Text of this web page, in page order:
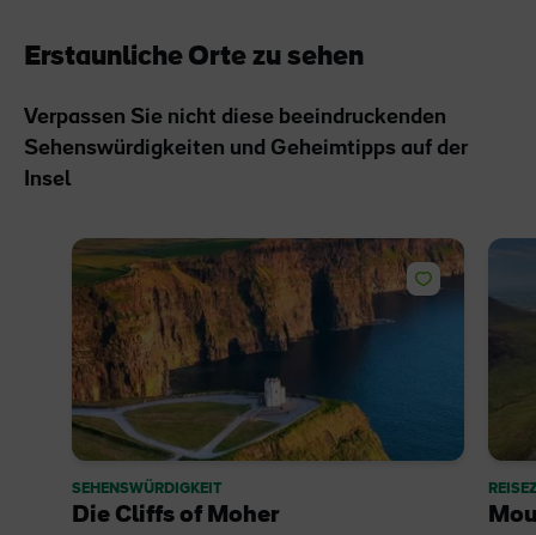
Erstaunliche Orte zu sehen
Verpassen Sie nicht diese beeindruckenden
Sehenswürdigkeiten und Geheimtipps auf der
Insel
SEHENSWÜRDIGKEIT
Die Cliffs of Moher